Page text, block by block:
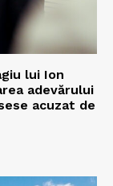
lui Ion
adevărului
acuzat de